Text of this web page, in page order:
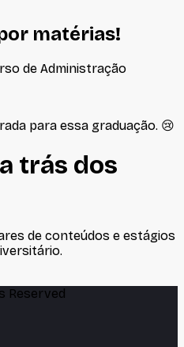
matérias!
de Administração
para essa graduação. 😢
trás dos
de conteúdos e estágios
Reserved